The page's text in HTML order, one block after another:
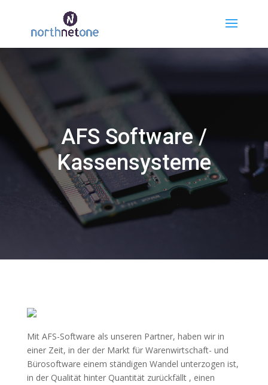
AFS Software /
Kassensysteme
Mit AFS-Software als unseren Partner, haben wir in
einer Zeit, in der der Markt für Warenwirtschaft- und
Bürosoftware einem ständigen Wandel unterzogen ist,
in der Qualität hinter Quantität zurückfällt , einen